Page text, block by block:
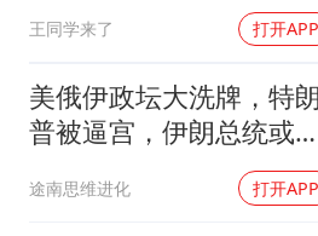
王同学来了 打开APP
美俄伊政坛大洗牌，特朗
普被逼宫，伊朗总统或下
途南思维进化 打开APP